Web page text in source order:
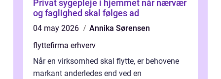
Privat sygepleje i hjemmet når nærvær
og faglighed skal følges ad
04 may 2026
Annika Sørensen
flyttefirma erhverv
Når en virksomhed skal flytte, er behovene
markant anderledes end ved en